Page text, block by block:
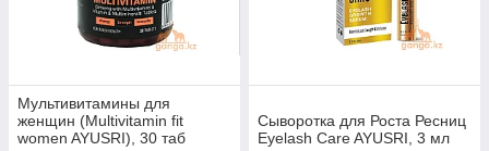
Мультивитамины для
женщин (Multivitamin fit
women AYUSRI), 30 таб
Сыворотка для Роста Ресниц
Eyelash Care AYUSRI, 3 мл